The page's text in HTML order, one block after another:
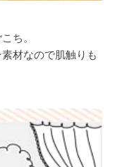
ち。
材なので肌触りも